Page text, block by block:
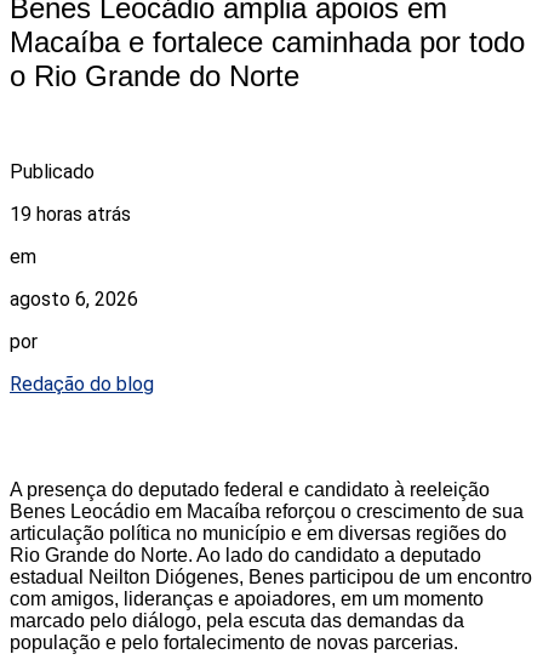
Benes Leocádio amplia apoios em
Macaíba e fortalece caminhada por todo
o Rio Grande do Norte
Publicado
19 horas atrás
em
agosto 6, 2026
por
Redação do blog
A presença do deputado federal e candidato à reeleição
Benes Leocádio em Macaíba reforçou o crescimento de sua
articulação política no município e em diversas regiões do
Rio Grande do Norte. Ao lado do candidato a deputado
estadual Neilton Diógenes, Benes participou de um encontro
com amigos, lideranças e apoiadores, em um momento
marcado pelo diálogo, pela escuta das demandas da
população e pelo fortalecimento de novas parcerias.